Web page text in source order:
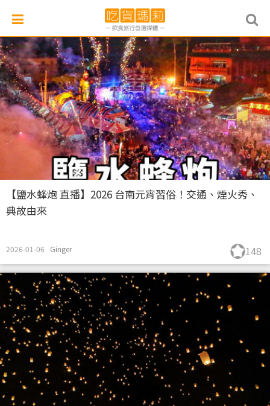
【鹽水蜂炮 直播】2026 台南元宵習俗！交通、煙火秀、
典故由來
2026-01-06 Ginger 148